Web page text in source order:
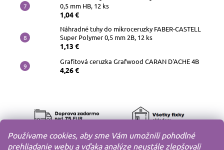
Používame cookies, aby sme Vám umožnili pohodlné
prehliadanie webu a vďaka analýze neustále zlepšovali
0,5 mm HB, 12 ks
1,04 €
Náhradné tuhy do mikroceruzky FABER-CASTELL
Super Polymer 0,5 mm 2B, 12 ks
1,13 €
Grafitová ceruzka Grafwood CARAN D'ACHE 4B
4,26 €